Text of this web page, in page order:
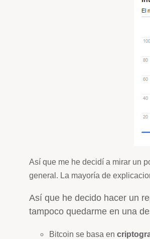
Así que me he decidí a mirar un
general. La mayoría de
Así que he decido hacer un
tampoco quedarme en una
Bitcoin se basa en